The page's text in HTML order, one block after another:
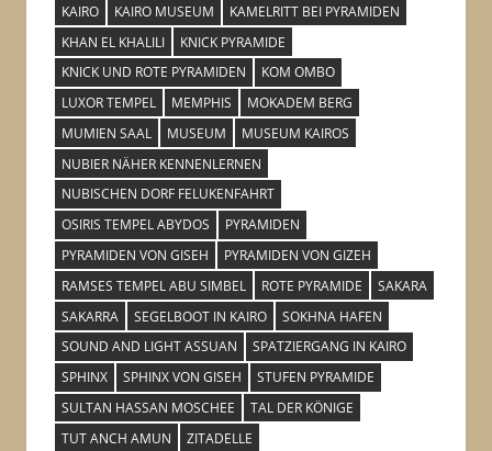
KAIRO
KAIRO MUSEUM
KAMELRITT BEI PYRAMIDEN
KHAN EL KHALILI
KNICK PYRAMIDE
KNICK UND ROTE PYRAMIDEN
KOM OMBO
LUXOR TEMPEL
MEMPHIS
MOKADEM BERG
MUMIEN SAAL
MUSEUM
MUSEUM KAIROS
NUBIER NÄHER KENNENLERNEN
NUBISCHEN DORF FELUKENFAHRT
OSIRIS TEMPEL ABYDOS
PYRAMIDEN
PYRAMIDEN VON GISEH
PYRAMIDEN VON GIZEH
RAMSES TEMPEL ABU SIMBEL
ROTE PYRAMIDE
SAKARA
SAKARRA
SEGELBOOT IN KAIRO
SOKHNA HAFEN
SOUND AND LIGHT ASSUAN
SPATZIERGANG IN KAIRO
SPHINX
SPHINX VON GISEH
STUFEN PYRAMIDE
SULTAN HASSAN MOSCHEE
TAL DER KÖNIGE
TUT ANCH AMUN
ZITADELLE